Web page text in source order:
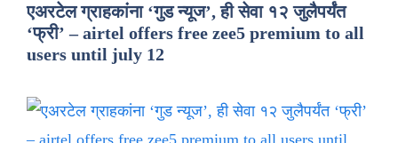
एअरटेल ग्राहकांना ‘गुड न्यूज’, ही सेवा १२ जुलैपर्यंत
‘फ्री’ – airtel offers free zee5 premium to all
users until july 12